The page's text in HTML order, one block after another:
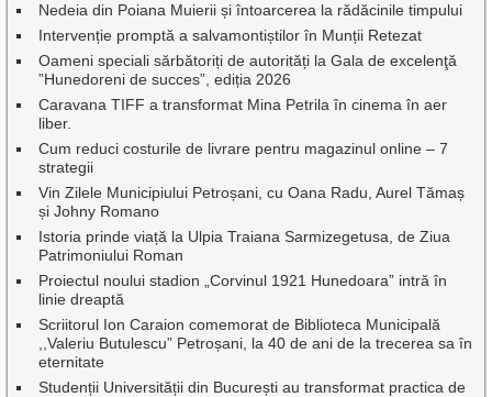
Nedeia din Poiana Muierii și întoarcerea la rădăcinile timpului
Intervenție promptă a salvamontiștilor în Munții Retezat
Oameni speciali sărbătoriți de autorități la Gala de excelenţă
”Hunedoreni de succes”, ediția 2026
Caravana TIFF a transformat Mina Petrila în cinema în aer
liber.
Cum reduci costurile de livrare pentru magazinul online – 7
strategii
Vin Zilele Municipiului Petroșani, cu Oana Radu, Aurel Tămaș
și Johny Romano
Istoria prinde viață la Ulpia Traiana Sarmizegetusa, de Ziua
Patrimoniului Roman
Proiectul noului stadion „Corvinul 1921 Hunedoara” intră în
linie dreaptă
Scriitorul Ion Caraion comemorat de Biblioteca Municipală
,,Valeriu Butulescu” Petroșani, la 40 de ani de la trecerea sa în
eternitate
Studenții Universității din București au transformat practica de